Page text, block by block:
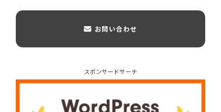
お問い合わせ
スポンサードサーチ